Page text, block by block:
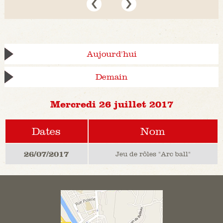
Aujourd'hui
Demain
Mercredi 26 juillet 2017
Dates Nom
26/07/2017 Jeu de rôles "Arc ball"